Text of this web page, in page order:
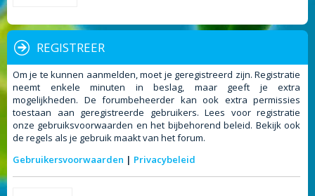
REGISTREER
Om je te kunnen aanmelden, moet je geregistreerd zijn. Registratie
neemt enkele minuten in beslag, maar geeft je extra
mogelijkheden. De forumbeheerder kan ook extra permissies
toestaan aan geregistreerde gebruikers. Lees voor registratie
onze gebruiksvoorwaarden en het bijbehorend beleid. Bekijk ook
de regels als je gebruik maakt van het forum.
Gebruikersvoorwaarden | Privacybeleid